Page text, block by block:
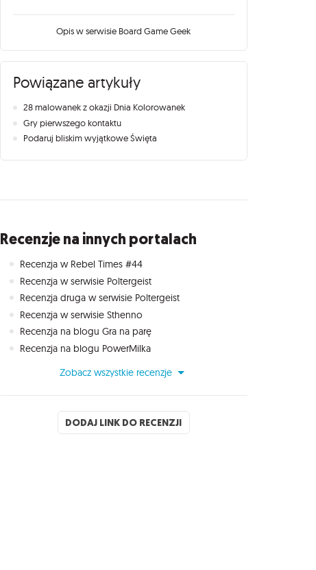
Opis w serwisie Board Game Geek
Powiązane artykuły
28 malowanek z okazji Dnia Kolorowanek
Gry pierwszego kontaktu
Podaruj bliskim wyjątkowe Święta
Recenzje na innych portalach
Recenzja w Rebel Times #44
Recenzja w serwisie Poltergeist
Recenzja druga w serwisie Poltergeist
Recenzja w serwisie Sthenno
Recenzja na blogu Gra na parę
Recenzja na blogu PowerMilka
Zobacz wszystkie recenzje
DODAJ LINK DO RECENZJI